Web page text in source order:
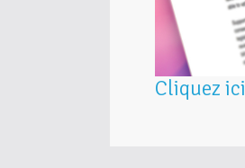
Cliquez ici